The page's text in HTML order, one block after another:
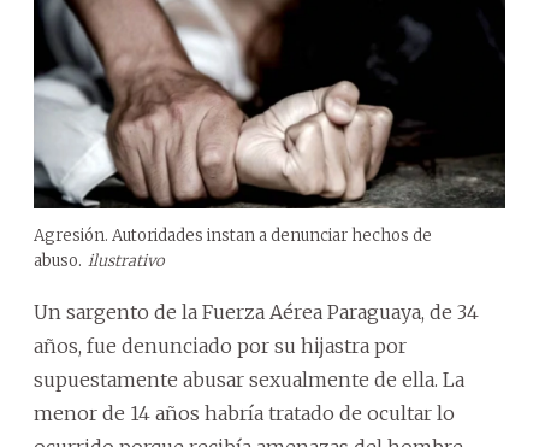
Agresión. Autoridades instan a denunciar hechos de
abuso. ilustrativo
Un sargento de la Fuerza Aérea Paraguaya, de 34
años, fue denunciado por su hijastra por
supuestamente abusar sexualmente de ella. La
menor de 14 años habría tratado de ocultar lo